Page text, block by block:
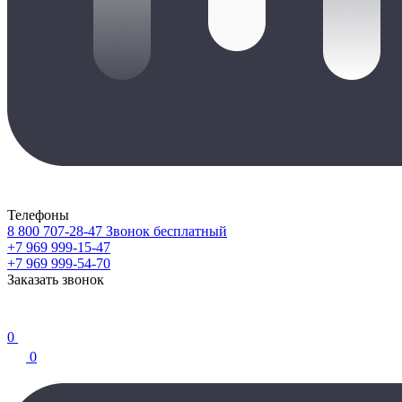
Телефоны
8 800 707-28-47 Звонок бесплатный
+7 969 999-15-47
+7 969 999-54-70
Заказать звонок
0
0